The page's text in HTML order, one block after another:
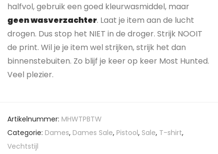
halfvol, gebruik een goed kleurwasmiddel, maar
geen wasverzachter. Laat je item aan de lucht
drogen. Dus stop het NIET in de droger. Strijk NOOIT
de print. Wil je je item wel strijken, strijk het dan
binnenstebuiten. Zo blijf je keer op keer Most Hunted.
Veel plezier.
Artikelnummer: MHWTPBTW
Categorie: Dames, Dames Sale, Pistool, Sale, T-shirt,
Vechtstijl